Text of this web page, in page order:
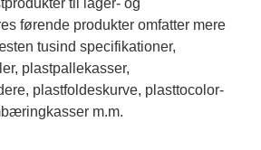
førende produkter omfatter mere
tusind specifikationer,
plastpallekasser,
plastfoldeskurve, plasttocolor-
m.m.